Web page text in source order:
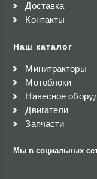
Доставка
Контакты
Наш каталог
Минитракторы
Мотоблоки
Навесное
Двигатели
Запчасти
Мы в социальных